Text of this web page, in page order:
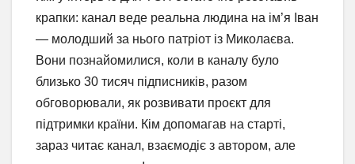
крапки: канал веде реальна людина на ім’я Іван
— молодший за нього патріот із Миколаєва.
Вони познайомилися, коли в каналу було
близько 30 тисяч підписників, разом
обговорювали, як розвивати проєкт для
підтримки країни. Кім допомагав на старті,
зараз читає канал, взаємодіє з автором, але